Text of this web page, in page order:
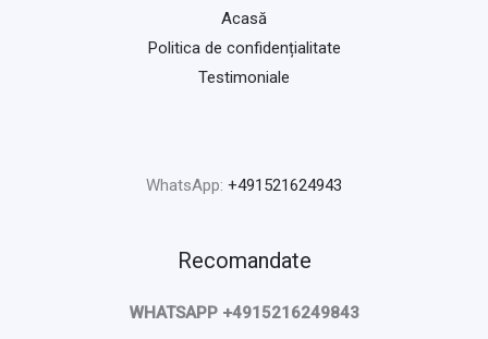
Acasă
Politica de confidențialitate
Testimoniale
WhatsApp: +491521624943
Recomandate
WHATSAPP +4915216249843